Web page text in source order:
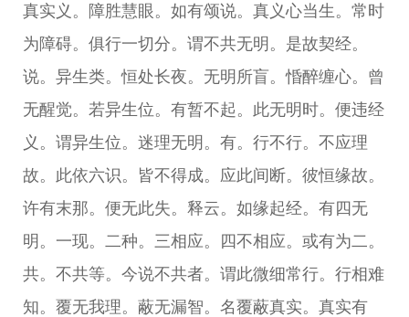
真实义。障胜慧眼。如有颂说。真义心当生。常时
为障碍。俱行一切分。谓不共无明。是故契经。
说。异生类。恒处长夜。无明所盲。惛醉缠心。曾
无醒觉。若异生位。有暂不起。此无明时。便违经
义。谓异生位。迷理无明。有。行不行。不应理
故。此依六识。皆不得成。应此间断。彼恒缘故。
许有末那。便无此失。释云。如缘起经。有四无
明。一现。二种。三相应。四不相应。或有为二。
共。不共等。今说不共者。谓此微细常行。行相难
知。覆无我理。蔽无漏智。名覆蔽真实。真实有